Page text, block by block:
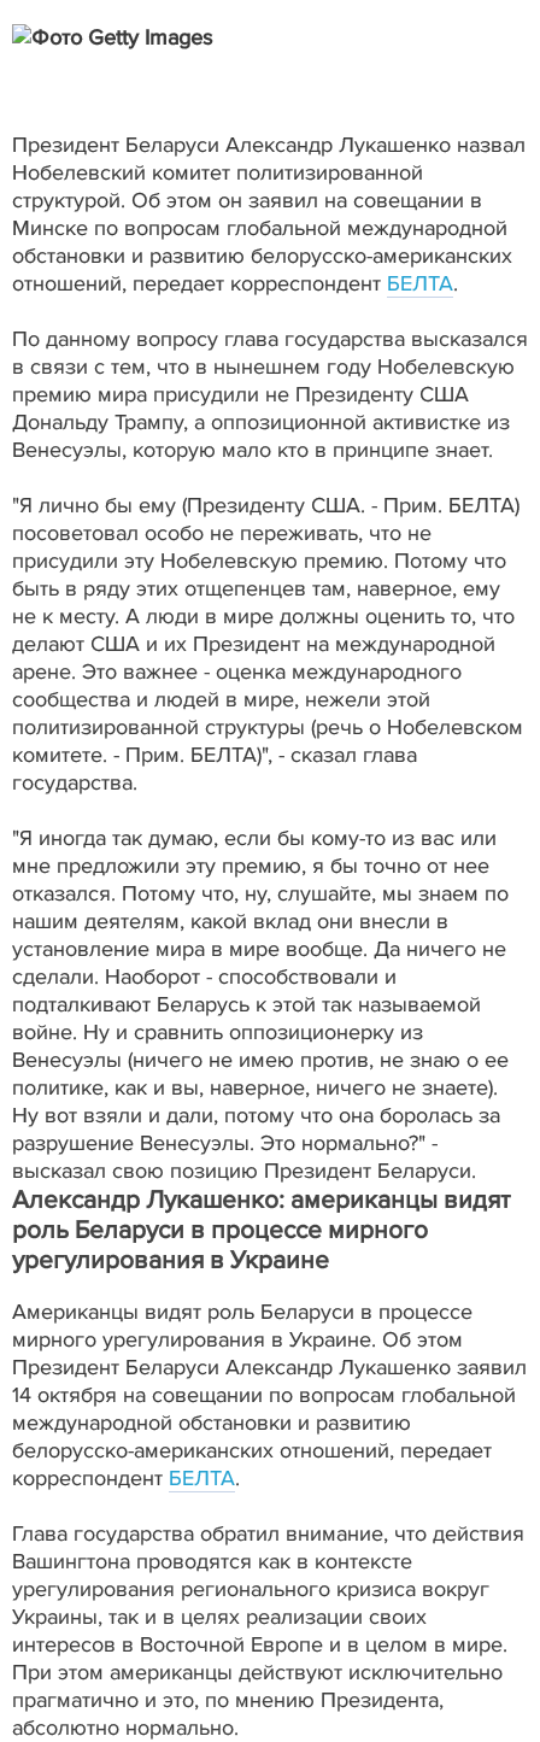
Президент Беларуси Александр Лукашенко назвал
Нобелевский комитет политизированной
структурой. Об этом он заявил на совещании в
Минске по вопросам глобальной международной
обстановки и развитию белорусско-американских
отношений, передает корреспондент БЕЛТА.
По данному вопросу глава государства высказался
в связи с тем, что в нынешнем году Нобелевскую
премию мира присудили не Президенту США
Дональду Трампу, а оппозиционной активистке из
Венесуэлы, которую мало кто в принципе знает.
"Я лично бы ему (Президенту США. - Прим. БЕЛТА)
посоветовал особо не переживать, что не
присудили эту Нобелевскую премию. Потому что
быть в ряду этих отщепенцев там, наверное, ему
не к месту. А люди в мире должны оценить то, что
делают США и их Президент на международной
арене. Это важнее - оценка международного
сообщества и людей в мире, нежели этой
политизированной структуры (речь о Нобелевском
комитете. - Прим. БЕЛТА)", - сказал глава
государства.
"Я иногда так думаю, если бы кому-то из вас или
мне предложили эту премию, я бы точно от нее
отказался. Потому что, ну, слушайте, мы знаем по
нашим деятелям, какой вклад они внесли в
установление мира в мире вообще. Да ничего не
сделали. Наоборот - способствовали и
подталкивают Беларусь к этой так называемой
войне. Ну и сравнить оппозиционерку из
Венесуэлы (ничего не имею против, не знаю о ее
политике, как и вы, наверное, ничего не знаете).
Ну вот взяли и дали, потому что она боролась за
разрушение Венесуэлы. Это нормально?" -
высказал свою позицию Президент Беларуси.
Александр Лукашенко: американцы видят
роль Беларуси в процессе мирного
урегулирования в Украине
Американцы видят роль Беларуси в процессе
мирного урегулирования в Украине. Об этом
Президент Беларуси Александр Лукашенко заявил
14 октября на совещании по вопросам глобальной
международной обстановки и развитию
белорусско-американских отношений, передает
корреспондент БЕЛТА.
Глава государства обратил внимание, что действия
Вашингтона проводятся как в контексте
урегулирования регионального кризиса вокруг
Украины, так и в целях реализации своих
интересов в Восточной Европе и в целом в мире.
При этом американцы действуют исключительно
прагматично и это, по мнению Президента,
абсолютно нормально.